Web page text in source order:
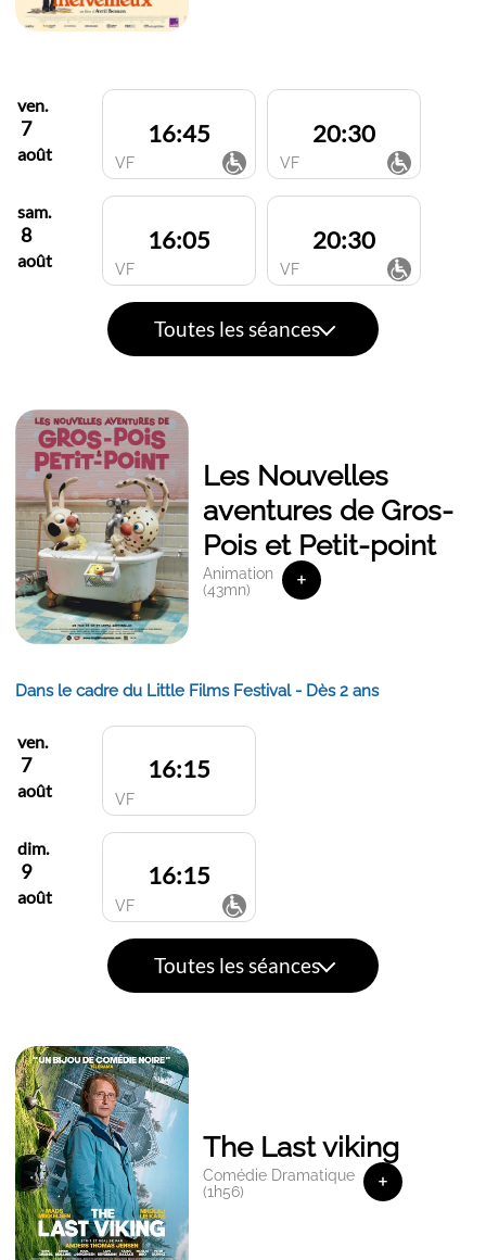
ven.
7
août
16:45
VF
20:30
VF
sam.
8
août
16:05
VF
20:30
VF
Toutes les séances
Les Nouvelles
aventures de Gros-
Pois et Petit-point
Animation
(43mn)
+
Dans le cadre du Little Films Festival - Dès 2 ans
ven.
7
août
16:15
VF
dim.
9
août
16:15
VF
Toutes les séances
The Last viking
Comédie Dramatique
(1h56)
+